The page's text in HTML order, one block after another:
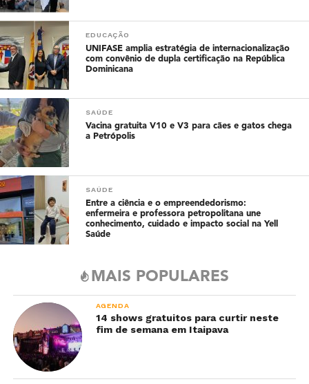
EDUCAÇÃO
UNIFASE amplia estratégia de internacionalização
com convênio de dupla certificação na República
Dominicana
SAÚDE
Vacina gratuita V10 e V3 para cães e gatos chega
a Petrópolis
SAÚDE
Entre a ciência e o empreendedorismo:
enfermeira e professora petropolitana une
conhecimento, cuidado e impacto social na Yell
Saúde
MAIS POPULARES
AGENDA
14 shows gratuitos para curtir neste
fim de semana em Itaipava